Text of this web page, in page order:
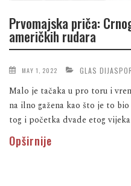
Prvomajska priča:
američkih rudara
MAY 1, 2022 GLAS
Malo je tačaka u pro toru i
na ilno gažena kao što je to
tog i početka dvade etog
Opširnije